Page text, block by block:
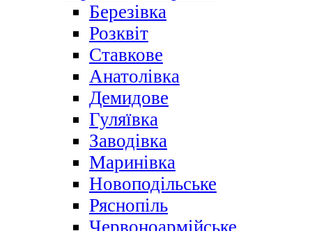
Березівка
Розквіт
Ставкове
Анатолівка
Демидове
Гуляївка
Заводівка
Маринівка
Новоподільське
Ряснопіль